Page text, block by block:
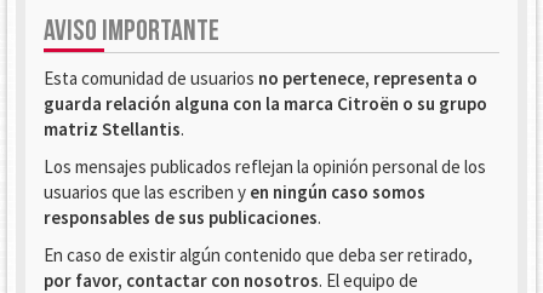
AVISO IMPORTANTE
Esta comunidad de usuarios no pertenece, representa o
guarda relación alguna con la marca Citroën o su grupo
matriz Stellantis.
Los mensajes publicados reflejan la opinión personal de los
usuarios que las escriben y en ningún caso somos
responsables de sus publicaciones.
En caso de existir algún contenido que deba ser retirado,
por favor, contactar con nosotros. El equipo de